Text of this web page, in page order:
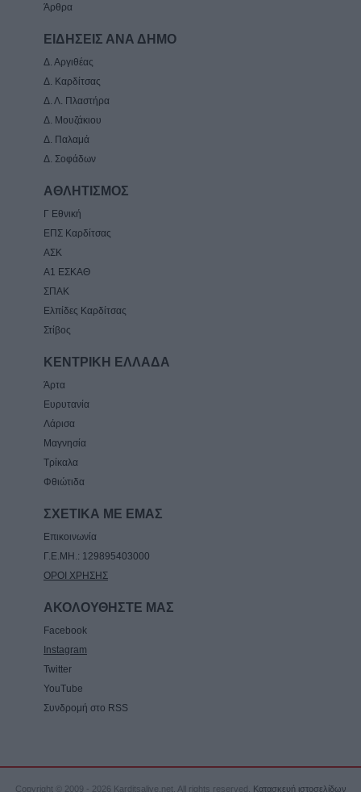
Άρθρα
ΕΙΔΗΣΕΙΣ ΑΝΑ ΔΗΜΟ
Δ. Αργιθέας
Δ. Καρδίτσας
Δ. Λ. Πλαστήρα
Δ. Μουζάκιου
Δ. Παλαμά
Δ. Σοφάδων
ΑΘΛΗΤΙΣΜΟΣ
Γ Εθνική
ΕΠΣ Καρδίτσας
ΑΣΚ
Α1 ΕΣΚΑΘ
ΣΠΑΚ
Ελπίδες Καρδίτσας
Στίβος
ΚΕΝΤΡΙΚΗ ΕΛΛΑΔΑ
Άρτα
Ευρυτανία
Λάρισα
Μαγνησία
Τρίκαλα
Φθιώτιδα
ΣΧΕΤΙΚΑ ΜΕ ΕΜΑΣ
Επικοινωνία
Γ.Ε.ΜΗ.: 129895403000
ΟΡΟΙ ΧΡΗΣΗΣ
ΑΚΟΛΟΥΘΗΣΤΕ ΜΑΣ
Facebook
Instagram
Twitter
YouTube
Συνδρομή στο RSS
Copyright © 2009 - 2026 Karditsalive.net. All rights reserved. Κατασκευή ιστοσελίδων